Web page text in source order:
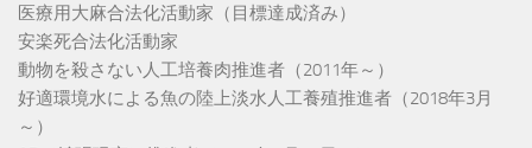
医療用大麻合法化活動家（目標達成済み）
安楽死合法化活動家
動物を殺さない人工培養肉推進者（2011年～）
好適環境水による魚の陸上淡水人工養殖推進者（2018年3月
～）